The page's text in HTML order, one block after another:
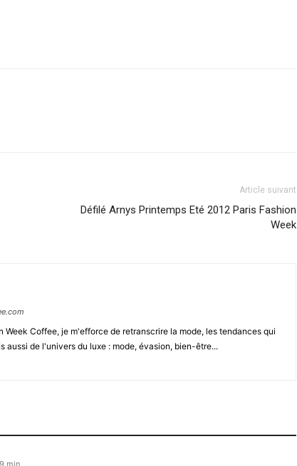
Article suivant
Défilé Arnys Printemps Eté 2012 Paris Fashion
Week
Week Coffee, je m'efforce de retranscrire la mode, les tendances qui
aussi de l'univers du luxe : mode, évasion, bien-être...
min